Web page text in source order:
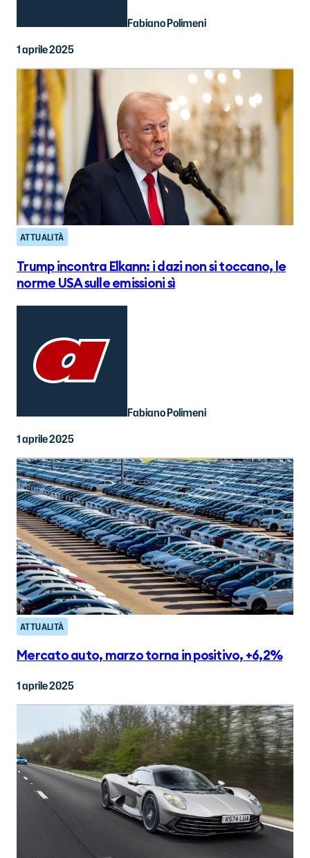
Fabiano Polimeni
1 aprile 2025
ATTUALITÀ
Trump incontra Elkann: i dazi non si toccano, le
norme USA sulle emissioni sì
Fabiano Polimeni
1 aprile 2025
ATTUALITÀ
Mercato auto, marzo torna in positivo, +6,2%
1 aprile 2025